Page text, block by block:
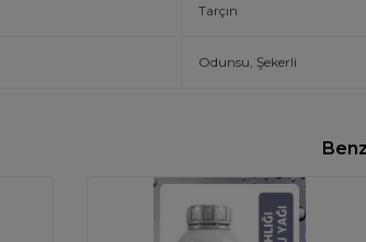
Tarçın
Odunsu, Şekerli